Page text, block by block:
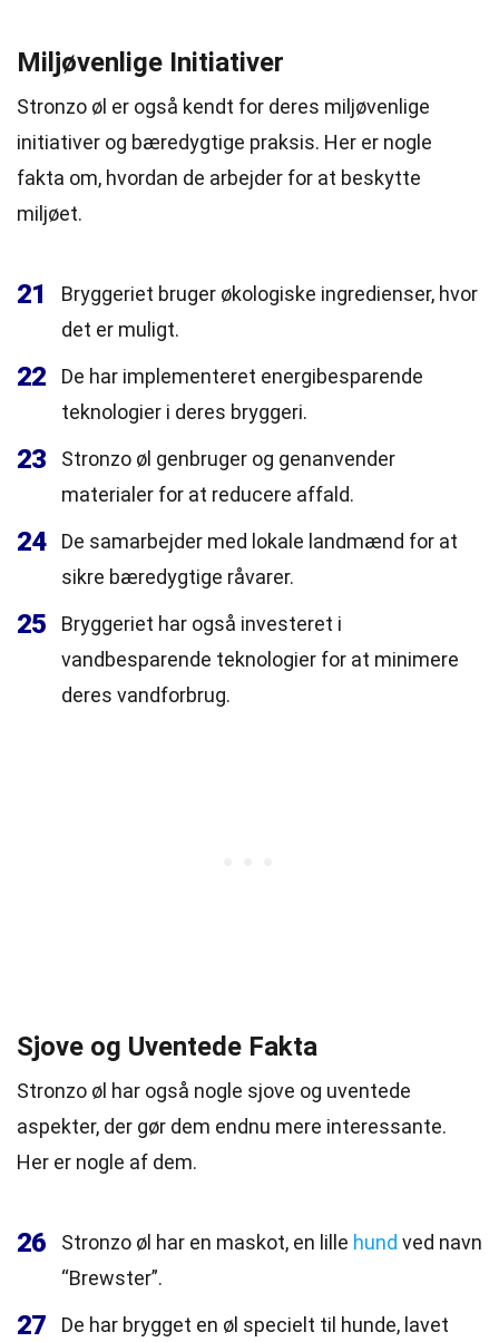
Miljøvenlige Initiativer
Stronzo øl er også kendt for deres miljøvenlige
initiativer og bæredygtige praksis. Her er nogle
fakta om, hvordan de arbejder for at beskytte
miljøet.
21
Bryggeriet bruger økologiske ingredienser, hvor
det er muligt.
22
De har implementeret energibesparende
teknologier i deres bryggeri.
23
Stronzo øl genbruger og genanvender
materialer for at reducere affald.
24
De samarbejder med lokale landmænd for at
sikre bæredygtige råvarer.
25
Bryggeriet har også investeret i
vandbesparende teknologier for at minimere
deres vandforbrug.
Sjove og Uventede Fakta
Stronzo øl har også nogle sjove og uventede
aspekter, der gør dem endnu mere interessante.
Her er nogle af dem.
26 Stronzo øl har en maskot, en lille hund ved navn
“Brewster”.
27
De har brygget en øl specielt til hunde, lavet